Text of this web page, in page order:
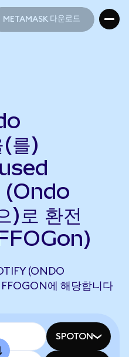
METAMASK 다운로드
를)
로 환전
(ONDO
에 해당합니다
SPOTON